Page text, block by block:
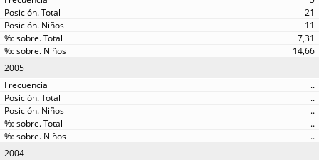
21
11
7,31
14,66
2005
..
..
..
..
..
2004